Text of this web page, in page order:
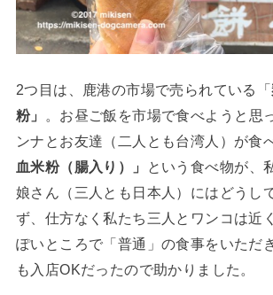
2つ目は、鹿港の市場で売られている「
粉」
。お昼ご飯を市場で食べようと思
ンナとお友達（二人とも台湾人）が食
血米粉（腸入り）」
という食べ物が、
娘さん（三人とも日本人）にはどうし
ず、仕方なく私たち三人とワンコは近
ぽいところで「普通」の食事をいただ
も入店OKだったので助かりました。